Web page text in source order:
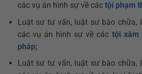
các vụ án hình sự về các tội phạm
Luật sư tư vấn, luật sư bào chữa,
các vụ án hình sự về các tội xâm
pháp;
Luật sư tư vấn, luật sư bào chữa,